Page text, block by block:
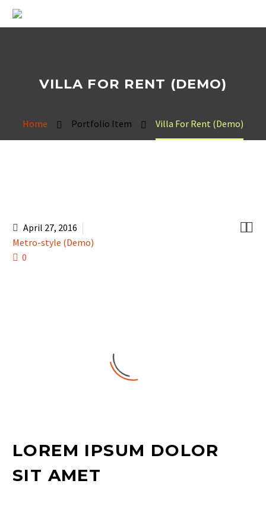
VILLA FOR RENT (DEMO)
Home Portfolio Item Villa For Rent (Demo)

April 27, 2016
Metro-style (Demo)
0
LOREM IPSUM DOLOR
SIT AMET